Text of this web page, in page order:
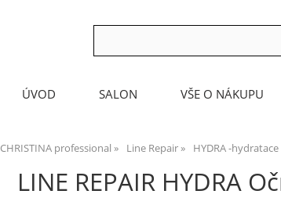
ÚVOD SALON VŠE O NÁKUPU
CHRISTINA professional Line Repair HYDRA -
LINE REPAIR HYDRA